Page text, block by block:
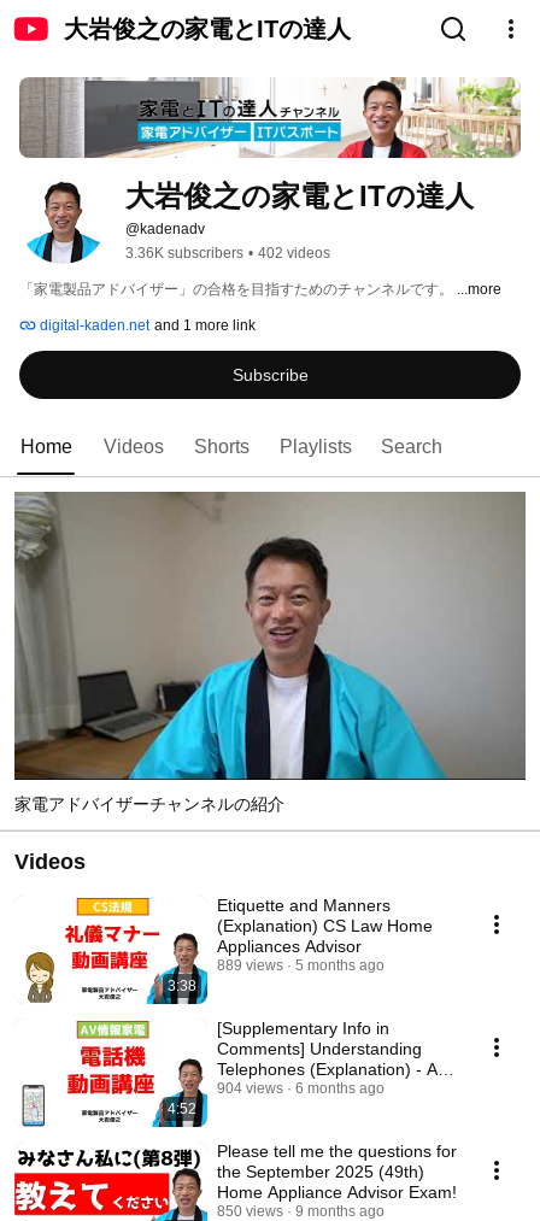
大岩俊之の家電とITの達人
大岩俊之の家電とITの達人
@kadenadv
3.36K subscribers • 402 videos
「家電製品アドバイザー」の合格を目指すためのチャンネルです。 ...more
digital-kaden.net and 1 more link
Subscribe
Home Videos Shorts Playlists Search
家電アドバイザーチャンネルの紹介
Videos
3:38
Etiquette and Manners
(Explanation) CS Law Home
Appliances Advisor
889 views 5 months ago
4:52
[Supplementary Info in
Comments] Understanding
Telephones (Explanation) - AV
Home Electronics - H...
904 views 6 months ago
Please tell me the questions for
the September 2025 (49th)
Home Appliance Advisor Exam!
850 views 9 months ago